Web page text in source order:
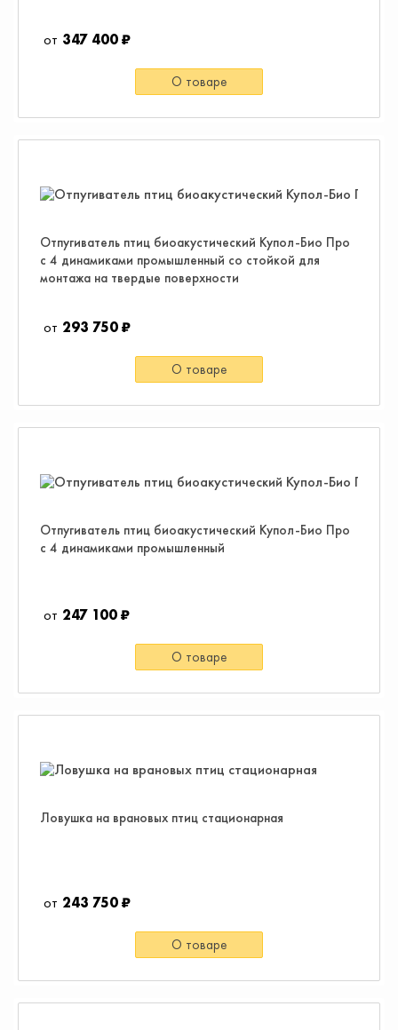
347 400 ₽
О товаре
Отпугиватель птиц биоакустический Купол-Био Про
с 4 динамиками промышленный со стойкой для
монтажа на твердые поверхности
293 750 ₽
О товаре
Отпугиватель птиц биоакустический Купол-Био Про
с 4 динамиками промышленный
247 100 ₽
О товаре
Ловушка на врановых птиц стационарная
243 750 ₽
О товаре